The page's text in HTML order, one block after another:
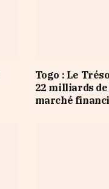
Togo : Le
22 milliards de
marché